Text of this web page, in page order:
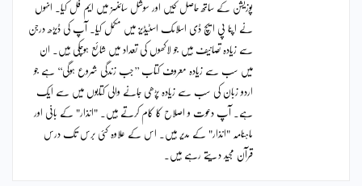
پوزیشن کے ساتھ حاصل کیں اور سوشل سائنسز میں ایم فل کیا۔ انہوں
نے اپنا پی ایچ ڈی اسلامک اسٹیڈیز میں مکمل کیا۔ آپ کی ڈیڑھ درجن
سے زیادہ تصانیف ہیں جو لاکھوں کی تعداد میں شائع ہوچکی ہیں۔ ان
میں سب سے زیادہ معروف کتاب ’’جب زندگی شروع ہوگی‘‘ ہے جو
اردو زبان کی سب سے زیادہ پڑھی جانے والی کتابوں میں سے ایک
ہے۔ آپ دعوت و اصلاح کا کام کرتے ہیں۔ "انذار" کے بانی اور
ماہنامہ "انذار" کے مدیر ہیں۔ اس کے علاوہ کئی برس تک درس
قرآن مجید دیتے رہے ہیں۔